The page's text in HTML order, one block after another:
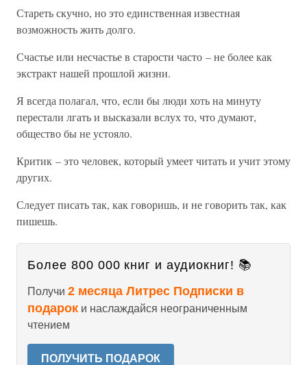
Стареть скучно, но это единственная известная
возможность жить долго.
Счастье или несчастье в старости часто – не более как
экстракт нашей прошлой жизни.
Я всегда полагал, что, если бы люди хоть на минуту
перестали лгать и высказали вслух то, что думают,
общество бы не устояло.
Критик – это человек, который умеет читать и учит этому
других.
Следует писать так, как говоришь, и не говорить так, как
пишешь.
Более 800 000 книг и аудиокниг! 📚
Получи 2 месяца Литрес Подписки в
подарок и наслаждайся неограниченным
чтением
ПОЛУЧИТЬ ПОДАРОК